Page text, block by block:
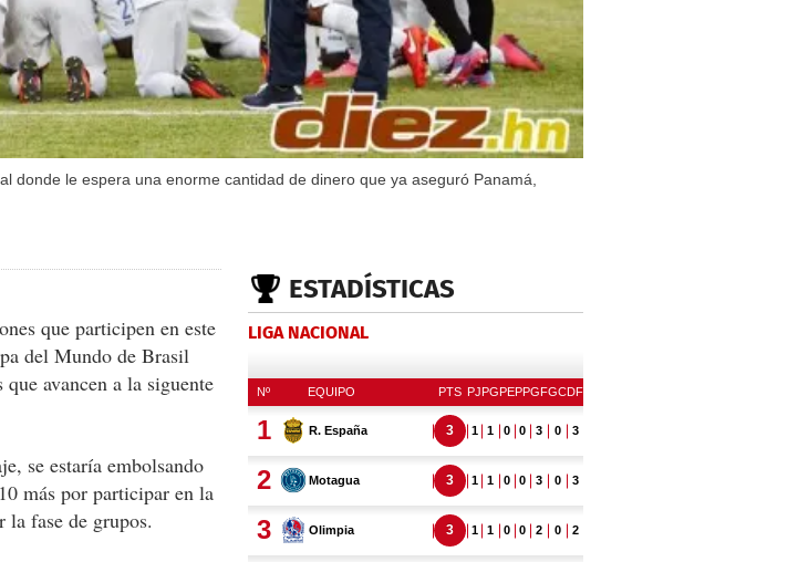
donde le espera una enorme cantidad de dinero que ya aseguró Panamá,
que participen en este
del Mundo de Brasil
avancen a la siguente
se estaría embolsando
más por participar en la
la fase de grupos.
ESTADÍSTICAS
LIGA NACIONAL